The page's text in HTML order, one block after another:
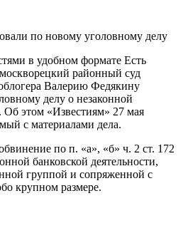
в удобном формате Есть
районный суд
Валерию Федякину
делу о незаконной
Об этом «Известиям» 27 мая
с материалами дела.
по п. «а», «б» ч. 2 ст. 172
банковской деятельности,
группой и сопряженной с
крупном размере.